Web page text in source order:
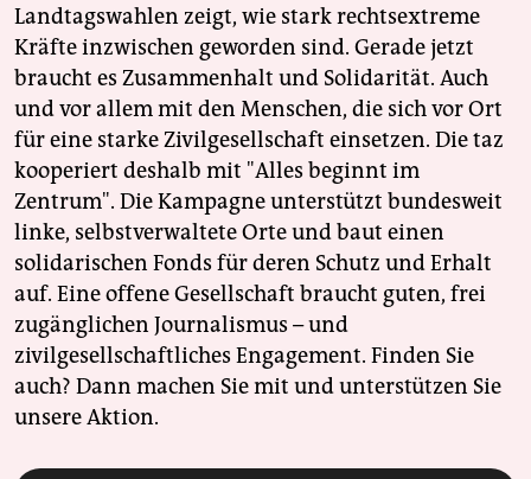
Landtagswahlen zeigt, wie stark rechtsextreme
Kräfte inzwischen geworden sind. Gerade jetzt
braucht es Zusammenhalt und Solidarität. Auch
und vor allem mit den Menschen, die sich vor Ort
für eine starke Zivilgesellschaft einsetzen. Die taz
kooperiert deshalb mit "Alles beginnt im
Zentrum". Die Kampagne unterstützt bundesweit
linke, selbstverwaltete Orte und baut einen
solidarischen Fonds für deren Schutz und Erhalt
auf. Eine offene Gesellschaft braucht guten, frei
zugänglichen Journalismus – und
zivilgesellschaftliches Engagement. Finden Sie
auch? Dann machen Sie mit und unterstützen Sie
unsere Aktion.